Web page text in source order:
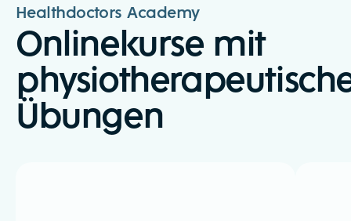
Healthdoctors Academy
Onlinekurse mit
Übungen